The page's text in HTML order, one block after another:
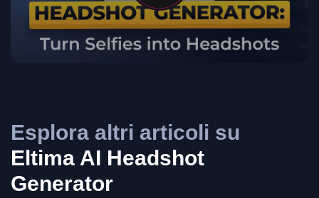
Esplora altri articoli su
Eltima AI Headshot
Generator